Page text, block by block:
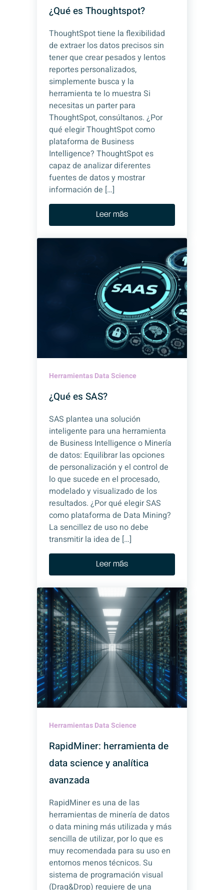
¿Qué es Thoughtspot?
ThoughtSpot tiene la flexibilidad
de extraer los datos precisos sin
tener que crear pesados y lentos
reportes personalizados,
simplemente busca y la
herramienta te lo muestra Si
necesitas un parter para
ThoughtSpot, consúltanos. ¿Por
qué elegir ThoughtSpot como
plataforma de Business
Intelligence? ThoughtSpot es
capaz de analizar diferentes
fuentes de datos y mostrar
información de […]
Leer más
Herramientas Data Science
¿Qué es SAS?
SAS plantea una solución
inteligente para una herramienta
de Business Intelligence o Minería
de datos: Equilibrar las opciones
de personalización y el control de
lo que sucede en el procesado,
modelado y visualizado de los
resultados. ¿Por qué elegir SAS
como plataforma de Data Mining?
La sencillez de uso no debe
transmitir la idea de […]
Leer más
Herramientas Data Science
RapidMiner: herramienta de
data science y analítica
avanzada
RapidMiner es una de las
herramientas de minería de datos
o data mining más utilizada y más
sencilla de utilizar, por lo que es
muy recomendada para su uso en
entornos menos técnicos. Su
sistema de programación visual
(Drag&Drop) requiere de una